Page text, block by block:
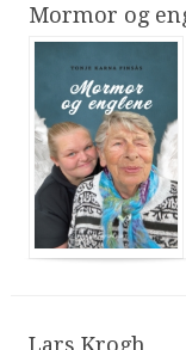
Mormor og